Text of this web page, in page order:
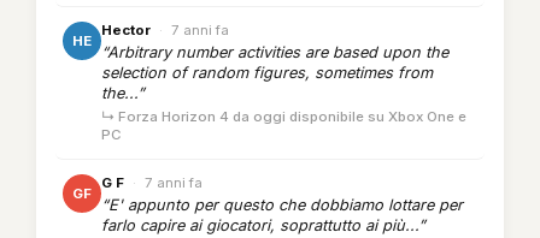
HE
Hector · 7 anni fa
“Arbitrary number activities are based upon the
selection of random figures, sometimes from
the...”
↳ Forza Horizon 4 da oggi disponibile su Xbox One e
PC
GF
G F · 7 anni fa
“E' appunto per questo che dobbiamo lottare per
farlo capire ai giocatori, soprattutto ai più...”